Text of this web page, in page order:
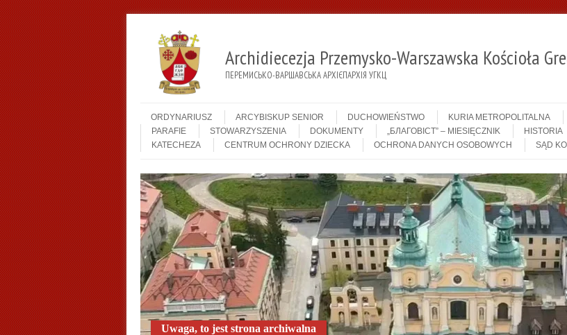
Archidiecezja Przemysko-Warszawska Kościoła
ПЕРЕМИСЬКО-ВАРШАВСЬКА АРХІЄПАРХІЯ УГКЦ
Menu
ORDYNARIUSZ
ARCYBISKUP SENIOR DUCHOWIEŃSTWO KURIA METROPOLITALNA
PARAFIE
STOWARZYSZENIA DOKUMENTY „БЛАГОВІСТ” – MIESIĘCZNIK HISTORIA
KATECHEZA
CENTRUM OCHRONY DZIECKA OCHRONA DANYCH OSOBOWYCH SĄD
Uwaga, to jest strona archiwalna